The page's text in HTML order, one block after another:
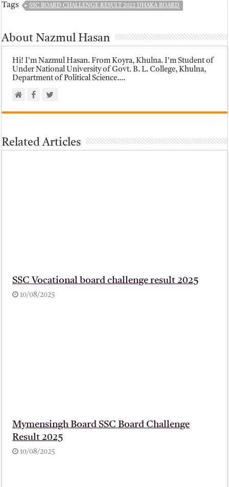
Tags SSC BOARD CHALLENGE RESULT 2022 DHAKA BOARD
About Nazmul Hasan
Hi! I'm Nazmul Hasan. From Koyra, Khulna. I'm Student of
Under National University of Govt. B. L. College, Khulna,
Department of Political Science....
Related Articles
SSC Vocational board challenge result 2025
10/08/2025
Mymensingh Board SSC Board Challenge
Result 2025
10/08/2025